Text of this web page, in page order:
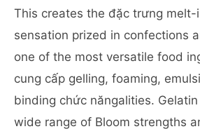
This creates the đặc trưng melt-
sensation prized in confections
one of the most versatile food
cung cấp gelling, foaming,
binding chức năngalities.
wide range of Bloom strengths